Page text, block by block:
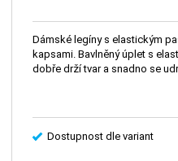
Dámské legíny s elastickým
kapsami. Bavlněný úplet s
dobře drží tvar a snadno se
Dostupnost dle variant